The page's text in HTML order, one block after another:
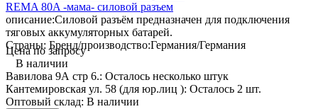
REMA 80A -мама- силовой разъем
описание:Силовой разъём предназначен для подключения
тяговых аккумуляторных батарей.
Страны: Бренд/производство:Германия/Германия
Цена по запросу
В наличии
Вавилова 9А стр 6.: Осталось несколько штук
Кантемировская ул. 58 (для юр.лиц ): Осталось 2 шт.
Оптовый склад: В наличии